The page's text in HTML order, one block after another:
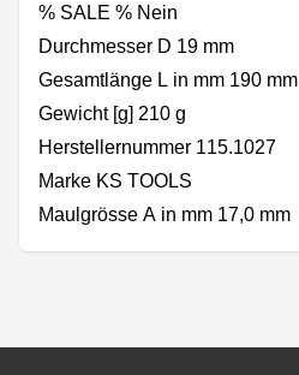
% SALE % Nein
Durchmesser D 19 mm
Gesamtlänge L in mm 190 mm
Gewicht [g] 210 g
Herstellernummer 115.1027
Marke KS TOOLS
Maulgrösse A in mm 17,0 mm